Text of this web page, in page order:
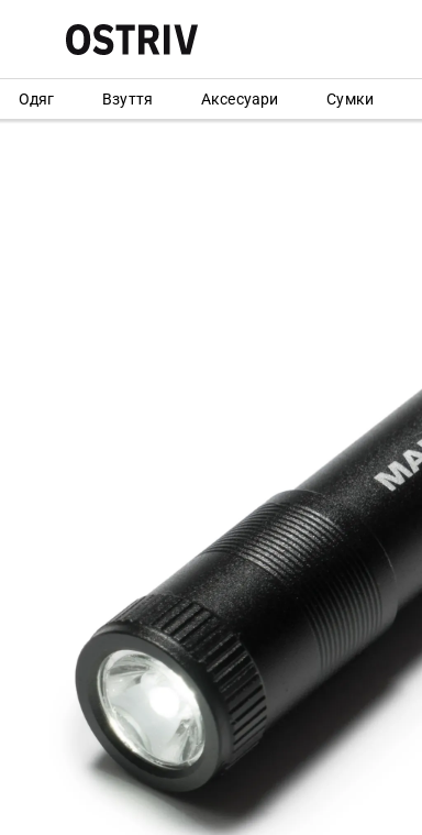
Одяг Взуття Аксесуари Сумки